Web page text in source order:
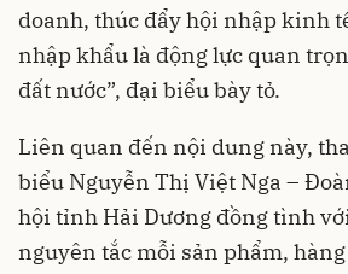
doanh, thúc đẩy hội nhập kinh
nhập khẩu là động lực quan
đất nước”, đại biểu bày tỏ.
Liên quan đến nội dung này,
biểu Nguyễn Thị Việt Nga –
hội tỉnh Hải Dương đồng tình
nguyên tắc mỗi sản phẩm,